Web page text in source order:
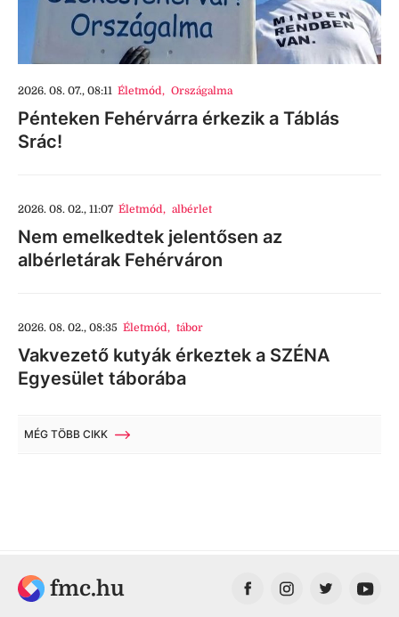
2026. 08. 07., 08:11 Életmód, Országalma
Pénteken Fehérvárra érkezik a Táblás
Srác!
2026. 08. 02., 11:07 Életmód, albérlet
Nem emelkedtek jelentősen az
albérletárak Fehérváron
2026. 08. 02., 08:35 Életmód, tábor
Vakvezető kutyák érkeztek a SZÉNA
Egyesület táborába
MÉG TÖBB CIKK
fmc.hu